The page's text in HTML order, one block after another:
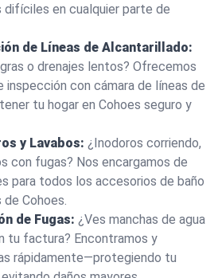
difíciles en cualquier parte de
de Líneas de Alcantarillado:
o drenajes lentos? Ofrecemos
inspección con cámara de líneas de
tu hogar en Cohoes seguro y
y Lavabos: ¿Inodoros corriendo,
con fugas? Nos encargamos de
para todos los accesorios de baño
Cohoes.
de Fugas: ¿Ves manchas de agua
tu factura? Encontramos y
rápidamente—protegiendo tu